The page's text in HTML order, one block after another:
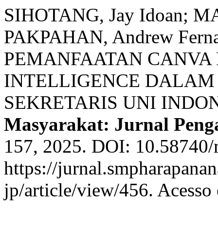
SIHOTANG, Jay Idoan;
PAKPAHAN, Andrew
PEMANFAATAN
INTELLIGENCE
SEKRETARIS UNI
Masyarakat: Jurnal
157, 2025. DOI:
https://
jp/article/view/456. Acesso